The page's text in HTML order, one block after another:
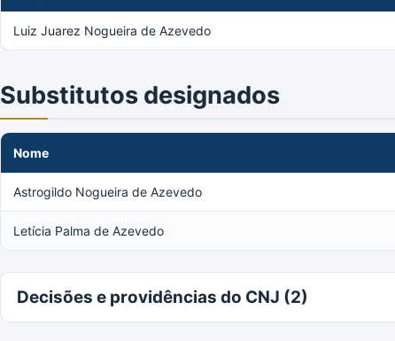
Luiz Juarez Nogueira de Azevedo
Substitutos designados
Nome
Astrogildo Nogueira de Azevedo
Letícia Palma de Azevedo
Decisões e providências do CNJ (2)